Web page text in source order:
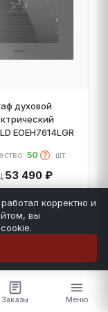
духовой
EOEH7614LGR
50
шт
53 490 ₽
Заказы Меню
корректно и
вы